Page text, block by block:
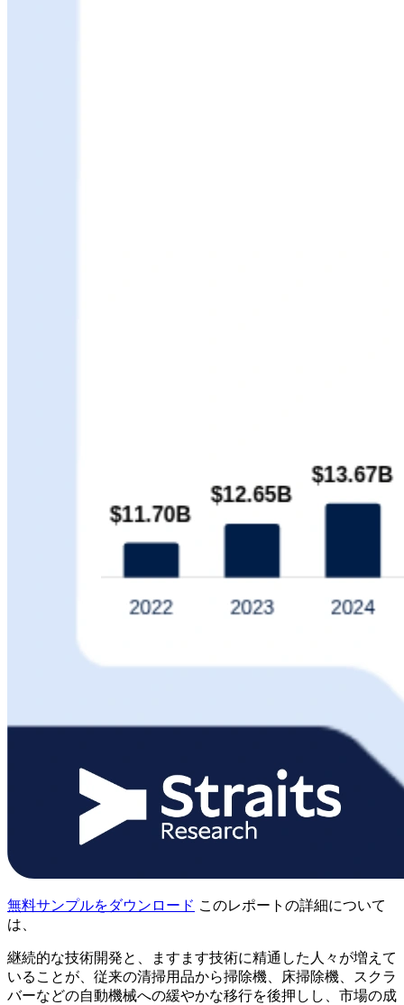
無料サンプルをダウンロード このレポートの詳細について
は、
継続的な技術開発と、ますます技術に精通した人々が増えて
いることが、従来の清掃用品から掃除機、床掃除機、スクラ
バーなどの自動機械への緩やかな移行を後押しし、市場の成